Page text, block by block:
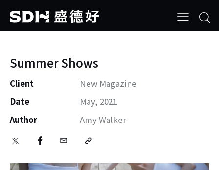
Summer Shows
Client
New Magazine
Date
May, 2021
Author
Amy Walker